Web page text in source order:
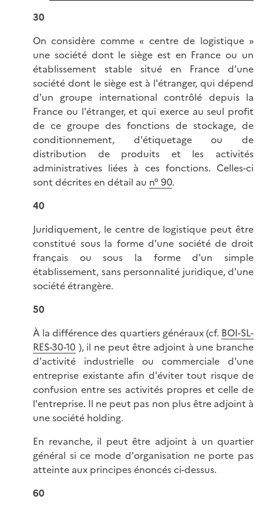
30
On considère comme « centre de logistique »
une société dont le siège est en France ou un
établissement stable situé en France d'une
société dont le siège est à l'étranger, qui dépend
d'un groupe international contrôlé depuis la
France ou l'étranger, et qui exerce au seul profit
de ce groupe des fonctions de stockage, de
conditionnement, d'étiquetage ou de
distribution de produits et les activités
administratives liées à ces fonctions. Celles-ci
sont décrites en détail au n° 90.
40
Juridiquement, le centre de logistique peut être
constitué sous la forme d'une société de droit
français ou sous la forme d'un simple
établissement, sans personnalité juridique, d'une
société étrangère.
50
À la différence des quartiers généraux (cf. BOI-SL-
RES-30-10 ), il ne peut être adjoint à une branche
d'activité industrielle ou commerciale d'une
entreprise existante afin d'éviter tout risque de
confusion entre ses activités propres et celle de
l'entreprise. Il ne peut pas non plus être adjoint à
une société holding.
En revanche, il peut être adjoint à un quartier
général si ce mode d'organisation ne porte pas
atteinte aux principes énoncés ci-dessus.
60